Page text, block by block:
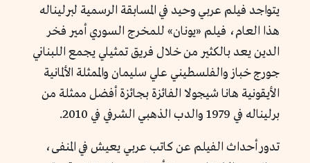
يتواجد فيلم عربي وحيد في المسابقة الرسمية لبرليناله
هذا العام، فيلم «يونان» للمخرج السوري أمير فخر
الدين يعد بالكثير من خلال فريق تمثيلي يجمع اللبناني
جورج خباز والفلسطيني علي سليمان والممثلة الألمانية
الأيقونية هانا شيجولا الفائزة بجائزة أفضل ممثلة من
برليناله في 1979 والدب الذهبي الشرفي في 2010.
تدور أحداث الفيلم عن كاتب عربي يعيش في المنفى،